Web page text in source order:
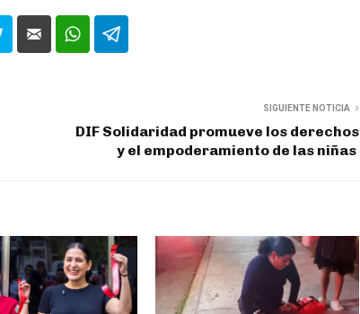
SIGUIENTE NOTICIA
DIF Solidaridad promueve los derechos
y el empoderamiento de las niñas